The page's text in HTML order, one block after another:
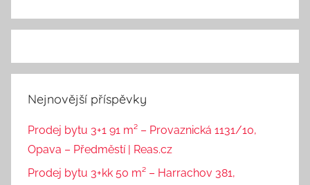
Nejnovější příspěvky
Prodej bytu 3+1 91 m² – Provaznická 1131/10,
Opava – Předměstí | Reas.cz
Prodej bytu 3+kk 50 m² – Harrachov 381,